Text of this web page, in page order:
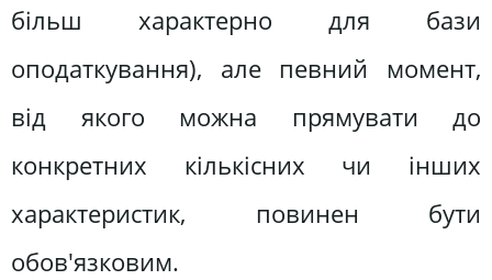
більш характерно для бази
оподаткування), але певний момент,
від якого можна прямувати до
конкретних кількісних чи інших
характеристик, повинен бути
обов'язковим.